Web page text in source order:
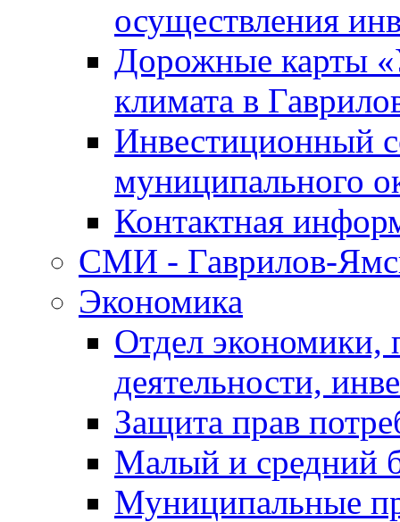
осуществления
Дорожные карты
климата в
Инвестиционный
муниципального
Контактная
СМИ - Гаврилов-
Экономика
Отдел экономики,
деятельности,
Защита прав
Малый и средний
Муниципальные